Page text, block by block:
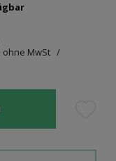
ohne MwSt